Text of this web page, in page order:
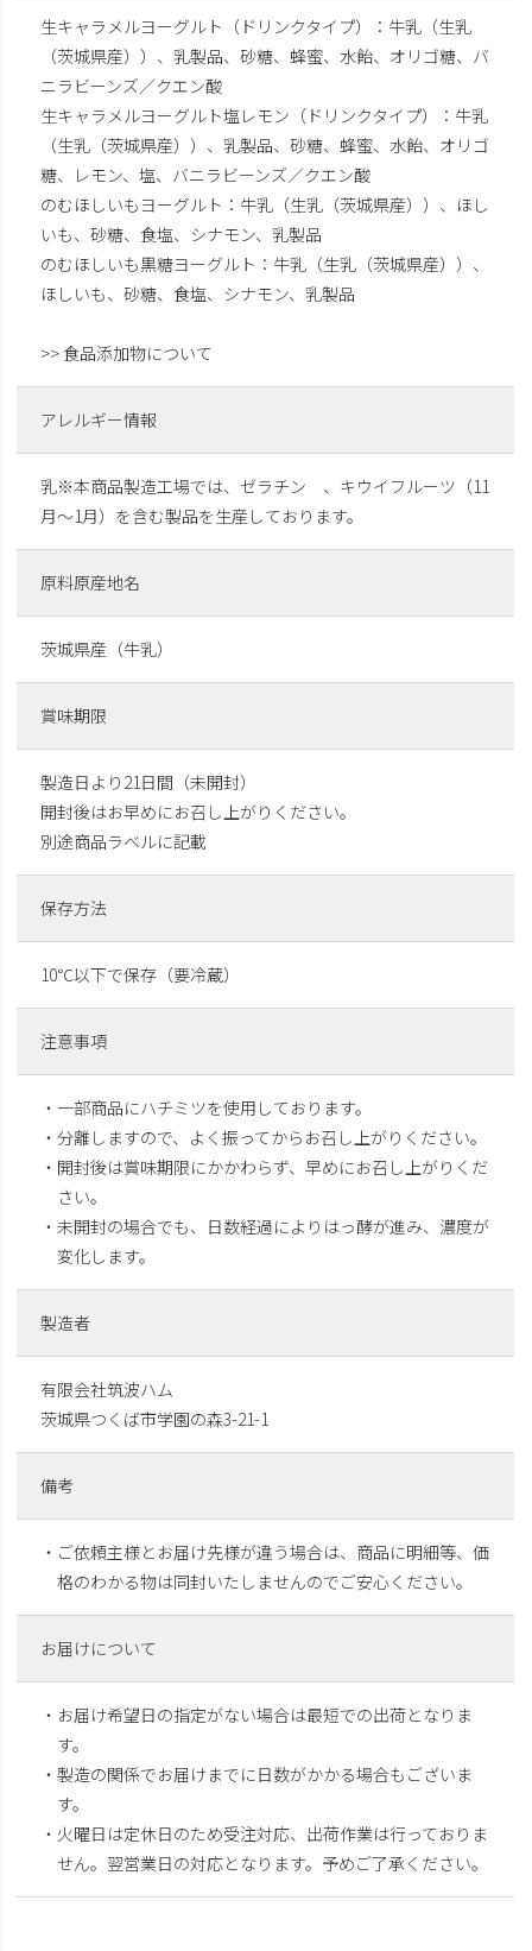
生キャラメルヨーグルト（ドリンクタイプ）：牛乳（生乳
（茨城県産））、乳製品、砂糖、蜂蜜、水飴、オリゴ糖、バ
ニラビーンズ／クエン酸
生キャラメルヨーグルト塩レモン（ドリンクタイプ）：牛乳
（生乳（茨城県産））、乳製品、砂糖、蜂蜜、水飴、オリゴ
糖、レモン、塩、バニラビーンズ／クエン酸
のむほしいもヨーグルト：牛乳（生乳（茨城県産））、ほし
いも、砂糖、食塩、シナモン、乳製品
のむほしいも黒糖ヨーグルト：牛乳（生乳（茨城県産））、
ほしいも、砂糖、食塩、シナモン、乳製品
>> 食品添加物について
アレルギー情報
乳※本商品製造工場では、ゼラチン 、キウイフルーツ（11
月～1月）を含む製品を生産しております。
原料原産地名
茨城県産（牛乳）
賞味期限
製造日より21日間（未開封）
開封後はお早めにお召し上がりください。
別途商品ラベルに記載
保存方法
10℃以下で保存（要冷蔵）
注意事項
・一部商品にハチミツを使用しております。
・分離しますので、よく振ってからお召し上がりください。
・開封後は賞味期限にかかわらず、早めにお召し上がりくだ
さい。
・未開封の場合でも、日数経過によりはっ酵が進み、濃度が
変化します。
製造者
有限会社筑波ハム
茨城県つくば市学園の森3-21-1
備考
・ご依頼主様とお届け先様が違う場合は、商品に明細等、価
格のわかる物は同封いたしませんのでご安心ください。
お届けについて
・お届け希望日の指定がない場合は最短での出荷となりま
す。
・製造の関係でお届けまでに日数がかかる場合もございま
す。
・火曜日は定休日のため受注対応、出荷作業は行っておりま
せん。翌営業日の対応となります。予めご了承ください。